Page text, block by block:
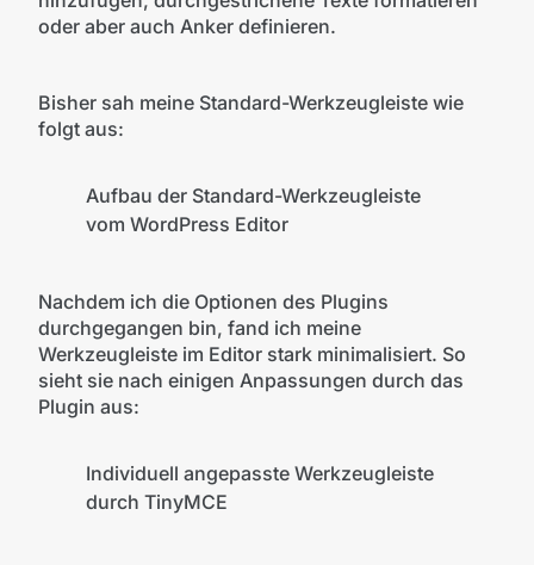
oder aber auch Anker definieren.
Bisher sah meine Standard-Werkzeugleiste wie
folgt aus:
Aufbau der Standard-Werkzeugleiste
vom WordPress Editor
Nachdem ich die Optionen des Plugins
durchgegangen bin, fand ich meine
Werkzeugleiste im Editor stark minimalisiert. So
sieht sie nach einigen Anpassungen durch das
Plugin aus:
Individuell angepasste Werkzeugleiste
durch TinyMCE